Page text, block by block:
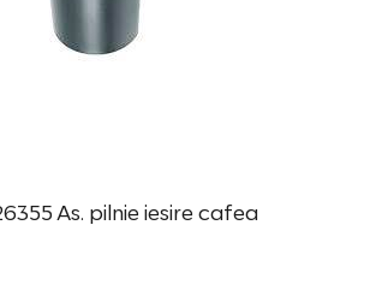
As. pilnie iesire cafea